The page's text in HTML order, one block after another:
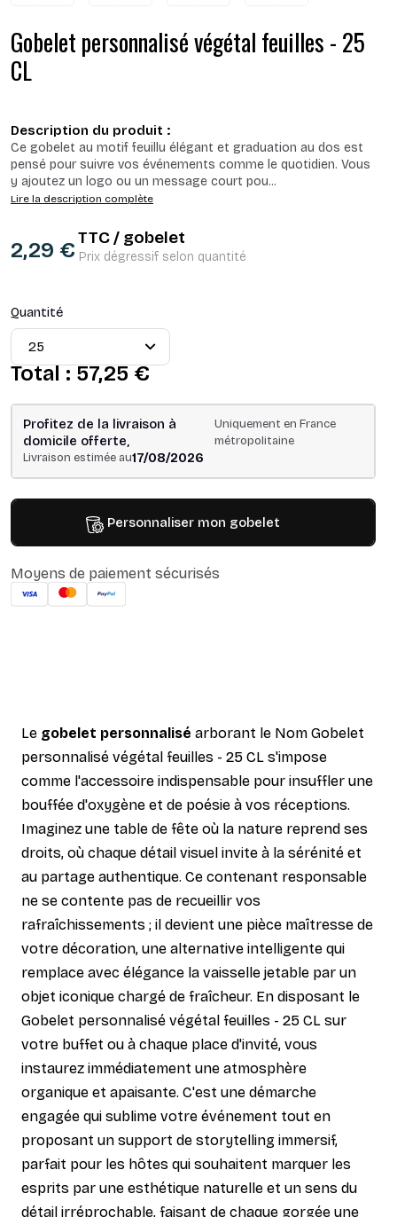
Gobelet personnalisé végétal feuilles - 25
CL
Description du produit :
Ce gobelet au motif feuillu élégant et graduation au dos est
pensé pour suivre vos événements comme le quotidien. Vous
y ajoutez un logo ou un message court pou...
Lire la description complète
2,29 €
TTC / gobelet
Prix dégressif selon quantité
Quantité
Total : 57,25 €
Profitez de la livraison à
domicile offerte,
Uniquement en France
métropolitaine
Livraison estimée au17/08/2026
Personnaliser mon gobelet
Moyens de paiement sécurisés
Le gobelet personnalisé arborant le Nom Gobelet
personnalisé végétal feuilles - 25 CL s'impose
comme l'accessoire indispensable pour insuffler une
bouffée d'oxygène et de poésie à vos réceptions.
Imaginez une table de fête où la nature reprend ses
droits, où chaque détail visuel invite à la sérénité et
au partage authentique. Ce contenant responsable
ne se contente pas de recueillir vos
rafraîchissements ; il devient une pièce maîtresse de
votre décoration, une alternative intelligente qui
remplace avec élégance la vaisselle jetable par un
objet iconique chargé de fraîcheur. En disposant le
Gobelet personnalisé végétal feuilles - 25 CL sur
votre buffet ou à chaque place d'invité, vous
instaurez immédiatement une atmosphère
organique et apaisante. C'est une démarche
engagée qui sublime votre événement tout en
proposant un support de storytelling immersif,
parfait pour les hôtes qui souhaitent marquer les
esprits par une esthétique naturelle et un sens du
détail irréprochable, faisant de chaque gorgée une